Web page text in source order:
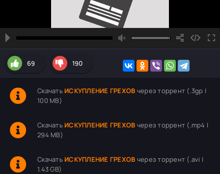
69 190
Скачать ИСКУПЛЕНИЕ ГРЕХОВ через торрент (.3gp |
100 MB)
Скачать ИСКУПЛЕНИЕ ГРЕХОВ через торрент (.mp4 |
294 MB)
Скачать ИСКУПЛЕНИЕ ГРЕХОВ через торрент (.avi |
1.43 GB)